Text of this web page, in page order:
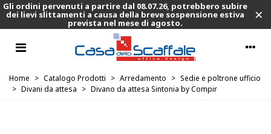
Gli ordini pervenuti a partire dal 08.07.26, potrebbero subire
dei lievi slittamenti a causa della breve sospensione estiva
prevista nel mese di agosto. ×
Home > Catalogo Prodotti > Arredamento > Sedie e poltrone ufficio
> Divani da attesa > Divano da attesa Sintonia by Compir